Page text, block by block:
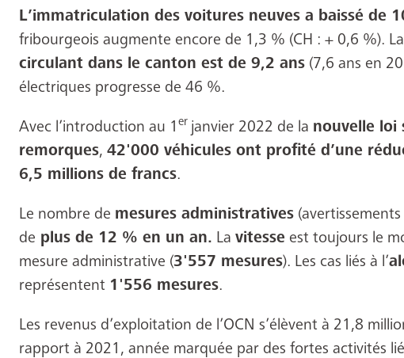
L’immatriculation des voitures neuves a baissé de
fribourgeois augmente encore de 1,3 % (CH : + 0,6 %). La
circulant dans le canton est de 9,2 ans (7,6 ans en
électriques progresse de 46 %.
Avec l’introduction au 1 er janvier 2022 de la nouvelle loi
remorques, 42'000 véhicules ont profité d’une
6,5 millions de francs.
Le nombre de mesures administratives
de plus de 12 % en un an. La vitesse est toujours le
mesure administrative (3'557 mesures). Les cas liés à l’
représentent 1'556 mesures.
Les revenus d’exploitation de l’OCN s’élèvent à 21,8
rapport à 2021, année marquée par des fortes activités